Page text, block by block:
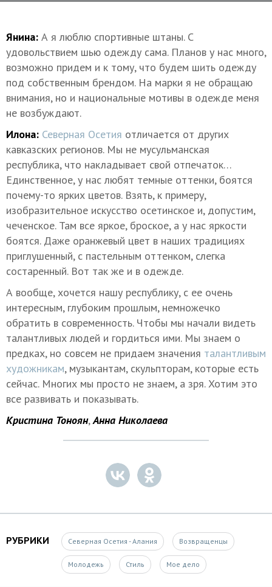
Янина: А я люблю спортивные штаны. С
удовольствием шью одежду сама. Планов у нас много,
возможно придем и к тому, что будем шить одежду
под собственным брендом. На марки я не обращаю
внимания, но и национальные мотивы в одежде меня
не возбуждают.
Илона: Северная Осетия отличается от других
кавказских регионов. Мы не мусульманская
республика, что накладывает свой отпечаток…
Единственное, у нас любят темные оттенки, боятся
почему-то ярких цветов. Взять, к примеру,
изобразительное искусство осетинское и, допустим,
чеченское. Там все яркое, броское, а у нас яркости
боятся. Даже оранжевый цвет в наших традициях
приглушенный, с пастельным оттенком, слегка
состаренный. Вот так же и в одежде.
А вообще, хочется нашу республику, с ее очень
интересным, глубоким прошлым, немножечко
обратить в современность. Чтобы мы начали видеть
талантливых людей и гордиться ими. Мы знаем о
предках, но совсем не придаем значения талантливым
художникам, музыкантам, скульпторам, которые есть
сейчас. Многих мы просто не знаем, а зря. Хотим это
все развивать и показывать.
Кристина Тоноян,Анна Николаева
РУБРИКИ Северная Осетия - Алания Возвращенцы
Молодежь Стиль Мое дело